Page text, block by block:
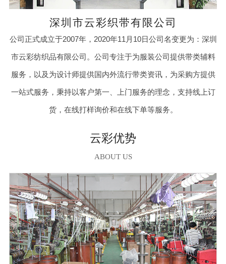
深圳市云彩织带有限公司
公司正式成立于2007年，2020年11月10日公司名变更为：深圳
市云彩纺织品有限公司。公司专注于为服装公司提供带类辅料
服务，以及为设计师提供国内外流行带类资讯，为采购方提供
一站式服务，秉持以客户第一、上门服务的理念，支持线上订
货，在线打样询价和在线下单等服务。
云彩优势
ABOUT US